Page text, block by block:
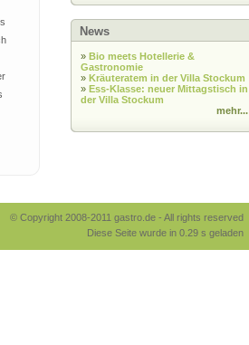
News
» Bio meets Hotellerie &
Gastronomie
» Kräuteratem in der Villa Stockum
» Ess-Klasse: neuer Mittagstisch in
der Villa Stockum
mehr...
© Copyright 2008-2011 gastro.de - All rights reserved
Diese Seite wurde in 0.29 s geladen